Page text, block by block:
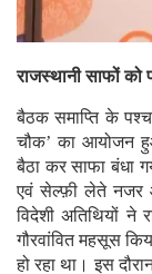
राजस्थानी साफों को
बैठक समाप्ति के
चौक’ का आयोजन
बैठा कर साफा बंधा
एवं सेल्फ़ी लेते नजर
विदेशी अतिथियों
गौरवांवित महसूस
हो रहा था। इस